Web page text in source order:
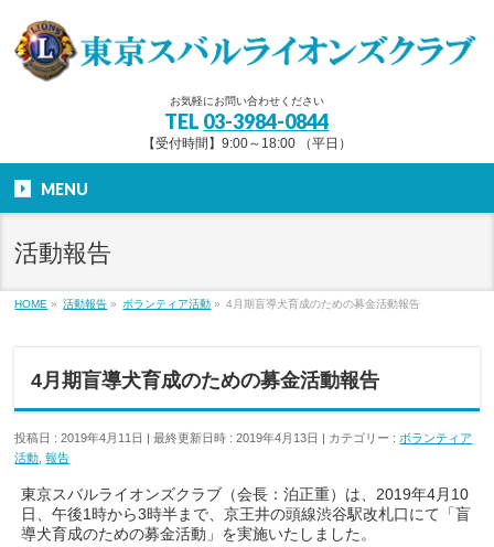
お気軽にお問い合わせください
TEL 03-3984-0844
【受付時間】9:00～18:00 （平日）
MENU
活動報告
HOME » 活動報告 » ボランティア活動 » 4月期盲導犬育成のための募金活動報告
4月期盲導犬育成のための募金活動報告
投稿日 : 2019年4月11日 最終更新日時 : 2019年4月13日 カテゴリー : ボランティア
活動 ,報告
東京スバルライオンズクラブ（会長：泊正重）は、2019年4月10
日、午後1時から3時半まで、京王井の頭線渋谷駅改札口にて「盲
導犬育成のための募金活動」を実施いたしました。